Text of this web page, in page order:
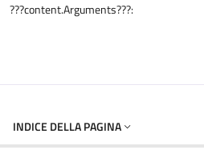
???content.Arguments???:
INDICE DELLA PAGINA